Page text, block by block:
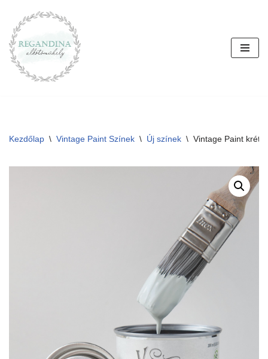
Skip
to
content
Kezdőlap \ Vintage Paint Színek \ Új színek \ Vintage Paint